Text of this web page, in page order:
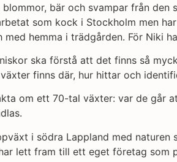
bär och svampar från den
som kock i Stockholm men
hemma i trädgården. För Niki
ska förstå att det finns så
finns där, hur hittar och
om ett 70-tal växter: var de går
i södra Lappland med
lett fram till ett eget företag som